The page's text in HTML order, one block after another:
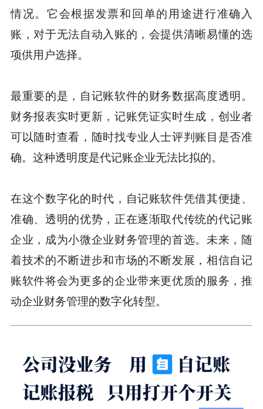
情况。它会根据发票和回单的用途进行准确入
账，对于无法自动入账的，会提供清晰易懂的选
项供用户选择。
最重要的是，自记账软件的财务数据高度透明。
财务报表实时更新，记账凭证实时生成，创业者
可以随时查看，随时找专业人士评判账目是否准
确。这种透明度是代记账企业无法比拟的。
在这个数字化的时代，自记账软件凭借其便捷、
准确、透明的优势，正在逐渐取代传统的代记账
企业，成为小微企业财务管理的首选。未来，随
着技术的不断进步和市场的不断发展，相信自记
账软件将会为更多的企业带来更优质的服务，推
动企业财务管理的数字化转型。